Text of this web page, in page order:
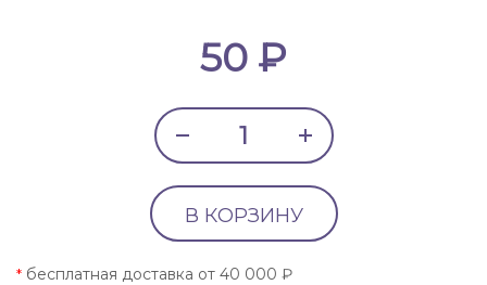
50 ₽
В КОРЗИНУ
* бесплатная доставка от 40 000 ₽